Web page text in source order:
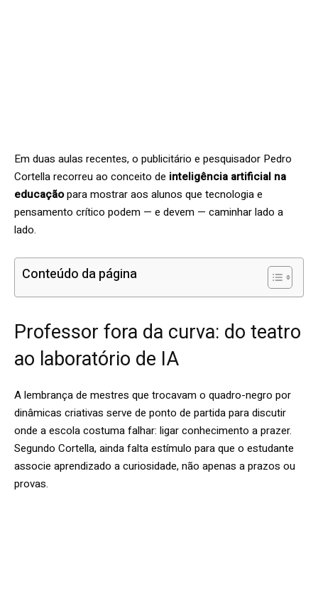
Em duas aulas recentes, o publicitário e pesquisador Pedro
Cortella recorreu ao conceito de inteligência artificial na
educaçãopara mostrar aos alunos que tecnologia e
pensamento crítico podem — e devem — caminhar lado a
lado.
Conteúdo da página
Professor fora da curva: do teatro
ao laboratório de IA
A lembrança de mestres que trocavam o quadro-negro por
dinâmicas criativas serve de ponto de partida para discutir
onde a escola costuma falhar: ligar conhecimento a prazer.
Segundo Cortella, ainda falta estímulo para que o estudante
associe aprendizado a curiosidade, não apenas a prazos ou
provas.